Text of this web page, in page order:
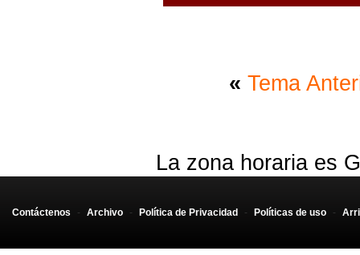
« Tema
La zona horaria es
Contáctenos - Archivo - Política de Privacidad - Políticas de uso -